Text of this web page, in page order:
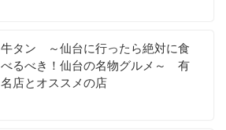
牛タン ～仙台に行ったら絶対に食
べるべき！仙台の名物グルメ～ 有
名店とオススメの店